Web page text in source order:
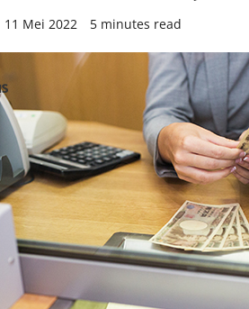
11 Mei 2022 5 minutes read